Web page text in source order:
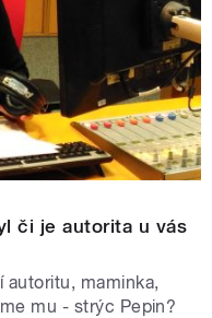
či je autorita u vás
autoritu, maminka,
mu - strýc Pepin?